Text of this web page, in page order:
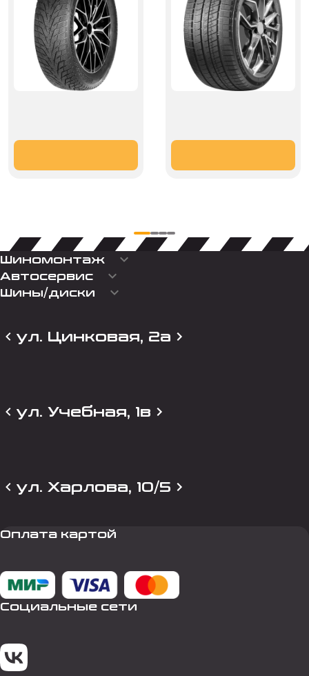
Шиномонтаж keyboard_arrow_down
Автосервис keyboard_arrow_down
Шины/диски keyboard_arrow_down
ул. Цинковая, 2а
ул. Учебная, 1в
ул. Харлова, 10/5
Оплата картой
Социальные сети